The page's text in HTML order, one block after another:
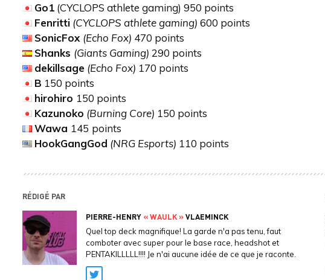
Go1 (CYCLOPS athlete gaming) 950 points
Fenritti (CYCLOPS athlete gaming) 600 points
SonicFox (Echo Fox) 470 points
Shanks (Giants Gaming) 290 points
dekillsage (Echo Fox) 170 points
B 150 points
hirohiro 150 points
Kazunoko (Burning Core) 150 points
Wawa 145 points
HookGangGod (NRG Esports) 110 points
RÉDIGÉ PAR
PIERRE-HENRY « WAULK »VLAEMINCK
Quel top deck magnifique! La garde n'a pas tenu, faut
comboter avec super pour le base race, headshot et
PENTAKILLLLL!!!! Je n'ai aucune idée de ce que je raconte.